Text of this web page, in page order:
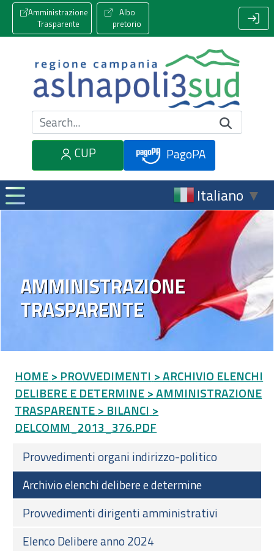
Amministrazione
Trasparente
Albo
pretorio
Cerca nel sito
CUP
PagoPA
Italiano ▼
AMMINISTRAZIONE
TRASPARENTE
HOME > PROVVEDIMENTI > ARCHIVIO ELENCHI
DELIBERE E DETERMINE > AMMINISTRAZIONE
TRASPARENTE > BILANCI >
DELCOMM_2013_376.PDF
Provvedimenti organi indirizzo-politico
Archivio elenchi delibere e determine
Provvedimenti dirigenti amministrativi
Elenco Delibere anno 2024